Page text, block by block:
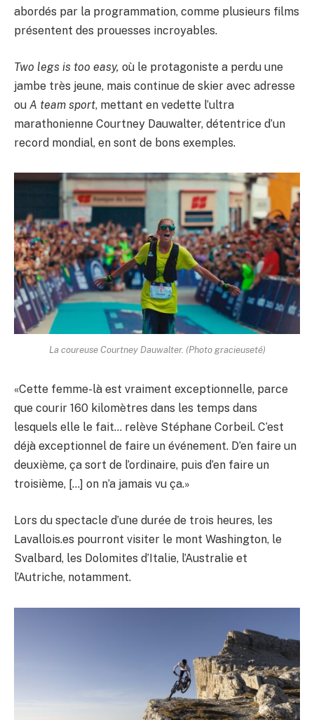
abordés par la programmation, comme plusieurs films
présentent des prouesses incroyables.
Two legs is too easy, où le protagoniste a perdu une
jambe très jeune, mais continue de skier avec adresse
ou A team sport, mettant en vedette l’ultra
marathonienne Courtney Dauwalter, détentrice d’un
record mondial, en sont de bons exemples.
La coureuse Courtney Dauwalter. (Photo gracieuseté)
«Cette femme-là est vraiment exceptionnelle, parce
que courir 160 kilomètres dans les temps dans
lesquels elle le fait… relève Stéphane Corbeil. C’est
déjà exceptionnel de faire un événement. D’en faire un
deuxième, ça sort de l’ordinaire, puis d’en faire un
troisième, […] on n’a jamais vu ça.»
Lors du spectacle d’une durée de trois heures, les
Lavallois.es pourront visiter le mont Washington, le
Svalbard, les Dolomites d’Italie, l’Australie et
l’Autriche, notamment.